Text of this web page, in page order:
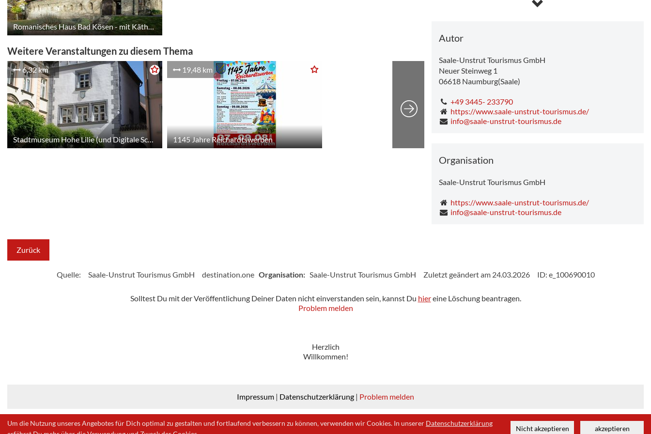
Romanisches Haus Bad Kösen - mit Käthe-Kruse-Puppenausstellung
Weitere Veranstaltungen zu diesem Thema
6,32 km
Stadtmuseum Hohe Lilie (und Digitale Schnitzeljagd im Stadtmuseum)
19,48 km
1145 Jahre Reichardtswerben
Autor
Saale-Unstrut Tourismus GmbH
Neuer Steinweg 1
06618 Naumburg(Saale)
+49 3445- 233790
https://www.saale-unstrut-tourismus.de/
info@saale-unstrut-tourismus.de
Organisation
Saale-Unstrut Tourismus GmbH
https://www.saale-unstrut-tourismus.de/
info@saale-unstrut-tourismus.de
Zurück
Quelle: Saale-Unstrut Tourismus GmbH destination.one Organisation: Saale-Unstrut Tourismus GmbH Zuletzt geändert am 24.03.2026 ID: e_100690010
Solltest Du mit der Veröffentlichung Deiner Daten nicht einverstanden sein, kannst Du hiereine Löschung beantragen.
Problem melden
Herzlich
Willkommen!
Impressum | Datenschutzerklärung | Problem melden
Um die Nutzung unseres Angebotes für Dich optimal zu gestalten und fortlaufend verbessern zu können, verwenden wir Cookies. In unserer Datenschutzerklärung
Nicht akzeptieren akzeptieren